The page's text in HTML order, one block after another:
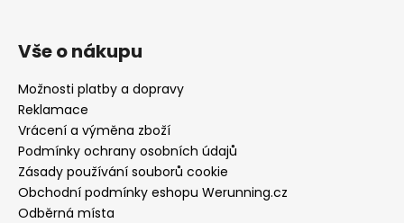
Vše o nákupu
Možnosti platby a dopravy
Reklamace
Vrácení a výměna zboží
Podmínky ochrany osobních údajů
Zásady používání souborů cookie
Obchodní podmínky eshopu Werunning.cz
Odběrná místa